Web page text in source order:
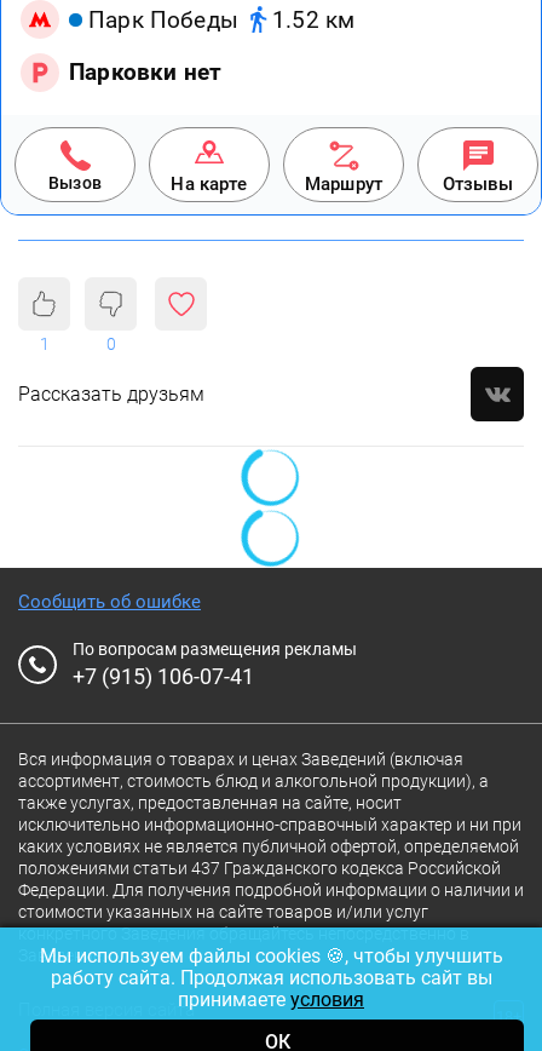
Парк Победы
1.52 км
Парковки нет
Вызов На карте Маршрут Отзывы
1 0
Рассказать друзьям
Сообщить об ошибке
По вопросам размещения рекламы
+7 (915) 106-07-41
Вся информация о товарах и ценах Заведений (включая
ассортимент, стоимость блюд и алкогольной продукции), а
также услугах, предоставленная на сайте, носит
исключительно информационно-справочный характер и ни при
каких условиях не является публичной офертой, определяемой
положениями статьи 437 Гражданского кодекса Российской
Федерации. Для получения подробной информации о наличии и
стоимости указанных на сайте товаров и/или услуг
конкретного Заведения обращайтесь непосредственно в
Заведение.
Полная версия сайта 18+
Мы используем файлы cookies 🍪, чтобы улучшить
работу сайта. Продолжая использовать сайт вы
принимаете условия
ОК